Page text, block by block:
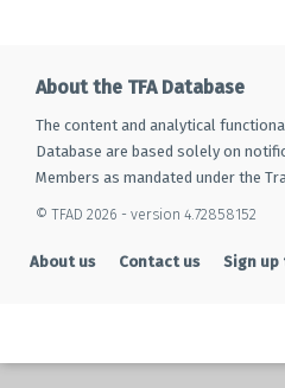
About the TFA Database
The content and analytical
Database are based solely on
Members as mandated under the
© TFAD 2026 - version 4.72858152
About us Contact us Sign up